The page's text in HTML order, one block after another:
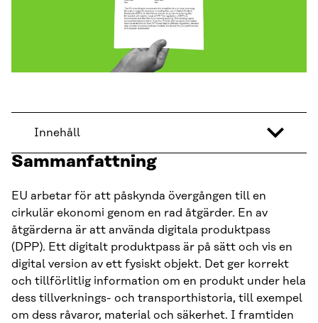
Innehåll
Sammanfattning
EU arbetar för att påskynda övergången till en
cirkulär ekonomi genom en rad åtgärder. En av
åtgärderna är att använda digitala produktpass
(DPP). Ett digitalt produktpass är på sätt och vis en
digital version av ett fysiskt objekt. Det ger korrekt
och tillförlitlig information om en produkt under hela
dess tillverknings- och transporthistoria, till exempel
om dess råvaror, material och säkerhet. I framtiden